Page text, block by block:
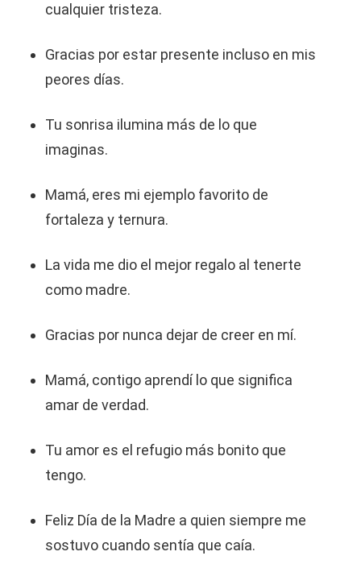
cualquier tristeza.
Gracias por estar presente incluso en mis
peores días.
Tu sonrisa ilumina más de lo que
imaginas.
Mamá, eres mi ejemplo favorito de
fortaleza y ternura.
La vida me dio el mejor regalo al tenerte
como madre.
Gracias por nunca dejar de creer en mí.
Mamá, contigo aprendí lo que significa
amar de verdad.
Tu amor es el refugio más bonito que
tengo.
Feliz Día de la Madre a quien siempre me
sostuvo cuando sentía que caía.